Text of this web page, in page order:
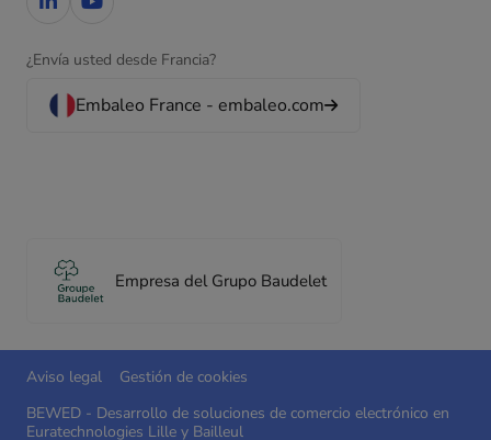
¿Envía usted desde Francia?
Embaleo France - embaleo.com
Empresa del Grupo Baudelet
Aviso legal
Gestión de cookies
BEWED - Desarrollo de soluciones de comercio electrónico en
Euratechnologies Lille y Bailleul